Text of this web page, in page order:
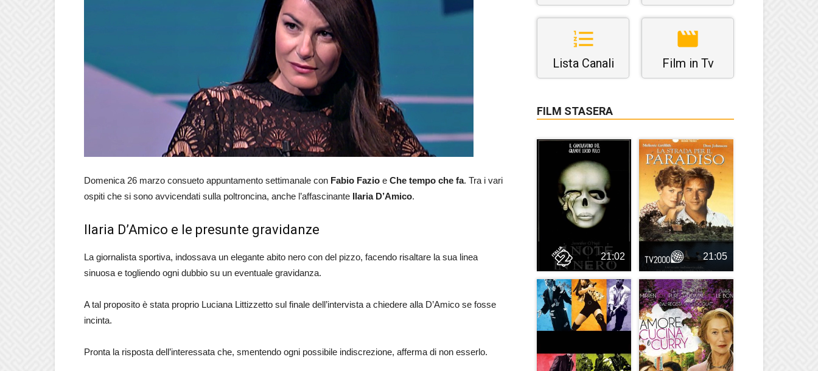
Domenica 26 marzo consueto appuntamento settimanale con Fabio Fazio e Che tempo che fa. Tra i vari
ospiti che si sono avvicendati sulla poltroncina, anche l’affascinante Ilaria D’Amico.
Ilaria D’Amico e le presunte gravidanze
La giornalista sportiva, indossava un elegante abito nero con del pizzo, facendo risaltare la sua linea
sinuosa e togliendo ogni dubbio su un eventuale gravidanza.
A tal proposito è stata proprio Luciana Littizzetto sul finale dell’intervista a chiedere alla D’Amico se fosse
incinta.
Pronta la risposta dell’interessata che, smentendo ogni possibile indiscrezione, afferma di non esserlo.
Lista Canali Film in Tv
FILM STASERA
21:02 21:05